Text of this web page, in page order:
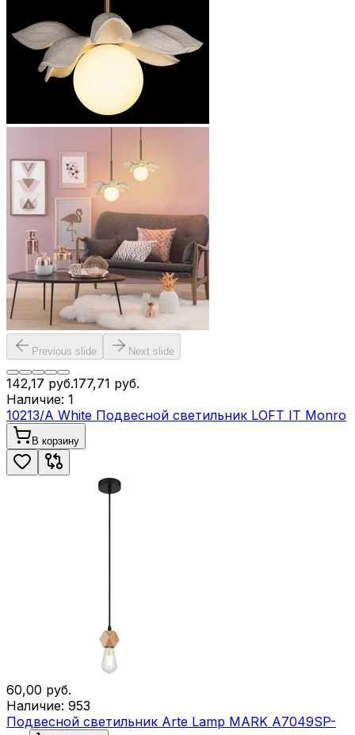
Previous slide Next slide
142,17 руб.177,71 руб.
Наличие: 1
10213/A White Подвесной светильник LOFT IT Monro
В корзину
60,00 руб.
Наличие: 953
Подвесной светильник Arte Lamp MARK A7049SP-